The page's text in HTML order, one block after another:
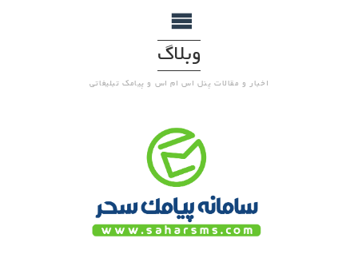
وبلاگ
اخبار و مقالات پنل اس ام اس و پیامک تبلیغاتی